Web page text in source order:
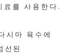
를 사용한다.
시마 육수에
선된